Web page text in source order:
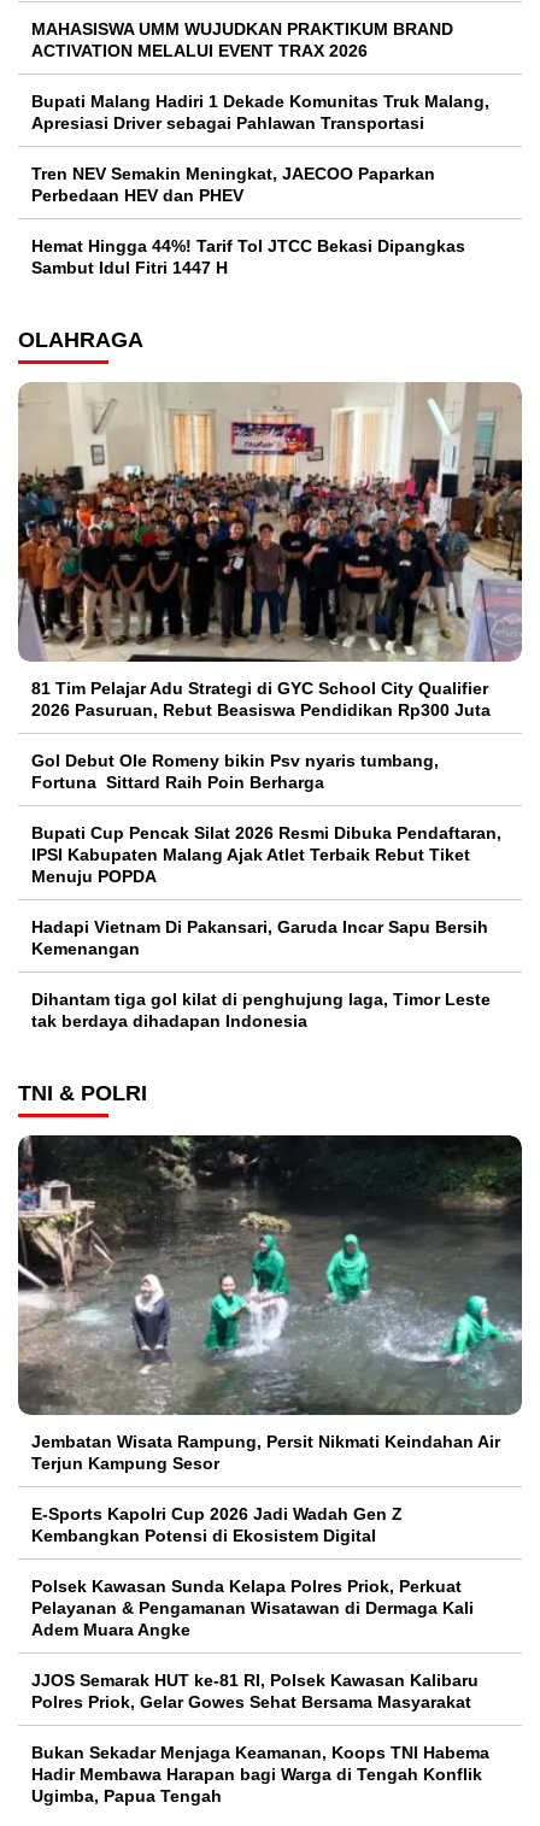
MAHASISWA UMM WUJUDKAN PRAKTIKUM BRAND
ACTIVATION MELALUI EVENT TRAX 2026
Bupati Malang Hadiri 1 Dekade Komunitas Truk Malang,
Apresiasi Driver sebagai Pahlawan Transportasi
Tren NEV Semakin Meningkat, JAECOO Paparkan
Perbedaan HEV dan PHEV
Hemat Hingga 44%! Tarif Tol JTCC Bekasi Dipangkas
Sambut Idul Fitri 1447 H
OLAHRAGA
81 Tim Pelajar Adu Strategi di GYC School City Qualifier
2026 Pasuruan, Rebut Beasiswa Pendidikan Rp300 Juta
Gol Debut Ole Romeny bikin Psv nyaris tumbang,
Fortuna Sittard Raih Poin Berharga
Bupati Cup Pencak Silat 2026 Resmi Dibuka Pendaftaran,
IPSI Kabupaten Malang Ajak Atlet Terbaik Rebut Tiket
Menuju POPDA
Hadapi Vietnam Di Pakansari, Garuda Incar Sapu Bersih
Kemenangan
Dihantam tiga gol kilat di penghujung laga, Timor Leste
tak berdaya dihadapan Indonesia
TNI & POLRI
Jembatan Wisata Rampung, Persit Nikmati Keindahan Air
Terjun Kampung Sesor
E-Sports Kapolri Cup 2026 Jadi Wadah Gen Z
Kembangkan Potensi di Ekosistem Digital
Polsek Kawasan Sunda Kelapa Polres Priok, Perkuat
Pelayanan & Pengamanan Wisatawan di Dermaga Kali
Adem Muara Angke
JJOS Semarak HUT ke-81 RI, Polsek Kawasan Kalibaru
Polres Priok, Gelar Gowes Sehat Bersama Masyarakat
Bukan Sekadar Menjaga Keamanan, Koops TNI Habema
Hadir Membawa Harapan bagi Warga di Tengah Konflik
Ugimba, Papua Tengah